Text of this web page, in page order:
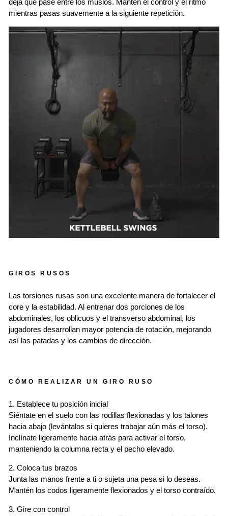
deja que pase entre los muslos. Mantén el control y el ritmo
mientras pasas suavemente a la siguiente repetición.
GIROS RUSOS
Las torsiones rusas son una excelente manera de fortalecer el
core y la estabilidad. Al entrenar dos porciones de los
abdominales, los oblicuos y el transverso abdominal, los
jugadores desarrollan mayor potencia de rotación, mejorando
así las patadas y los cambios de dirección.
CÓMO REALIZAR UN GIRO RUSO
1. Establece tu posición inicial
Siéntate en el suelo con las rodillas flexionadas y los talones
hacia abajo (levántalos si quieres trabajar aún más el torso).
Inclínate ligeramente hacia atrás para activar el torso,
manteniendo la columna recta y el pecho elevado.
2. Coloca tus brazos
Junta las manos frente a ti o sujeta una pesa si lo deseas.
Mantén los codos ligeramente flexionados y el torso contraído.
3. Gire con control